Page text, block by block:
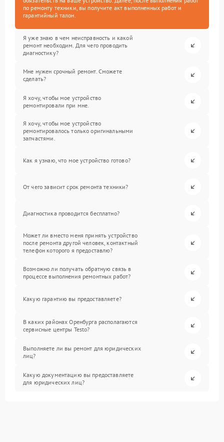
по ремонту техники, вы получите акт выполненных работ и
гарантийный талон.
Я уже знаю в чем неисправность и какой
ремонт необходим. Для чего проводить
диагностику?
Мне нужен срочный ремонт. Сможете
сделать?
Я хочу, чтобы мое устройство
ремонтировали при мне.
Я хочу, чтобы мое устройство
ремонтировалось только оригинальными
запчастями.
Как я узнаю, что мое устройство готово?
От чего зависит срок ремонта техники?
Диагностика проводится бесплатно?
Может ли вместо меня принять устройство
после ремонта другой человек, контактный
телефон которого я предоставлю?
Возможно ли получать обратную связь в
процессе выполнения ремонтных работ?
Какую гарантию вы предоставляете?
В каких районах Оренбурга располагаются
сервисные центры Testo?
Выполняете ли вы ремонт для юридических
лиц?
Какую документацию вы предоставляете
для юридических лиц?